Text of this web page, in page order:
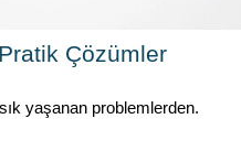
Çözümler
yaşanan problemlerden.